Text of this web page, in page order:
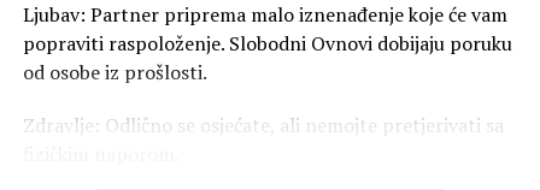
Ljubav: Partner priprema malo iznenađenje koje će vam
popraviti raspoloženje. Slobodni Ovnovi dobijaju poruku
od osobe iz prošlosti.
Zdravlje: Odlično se osjećate, ali nemojte pretjerivati sa